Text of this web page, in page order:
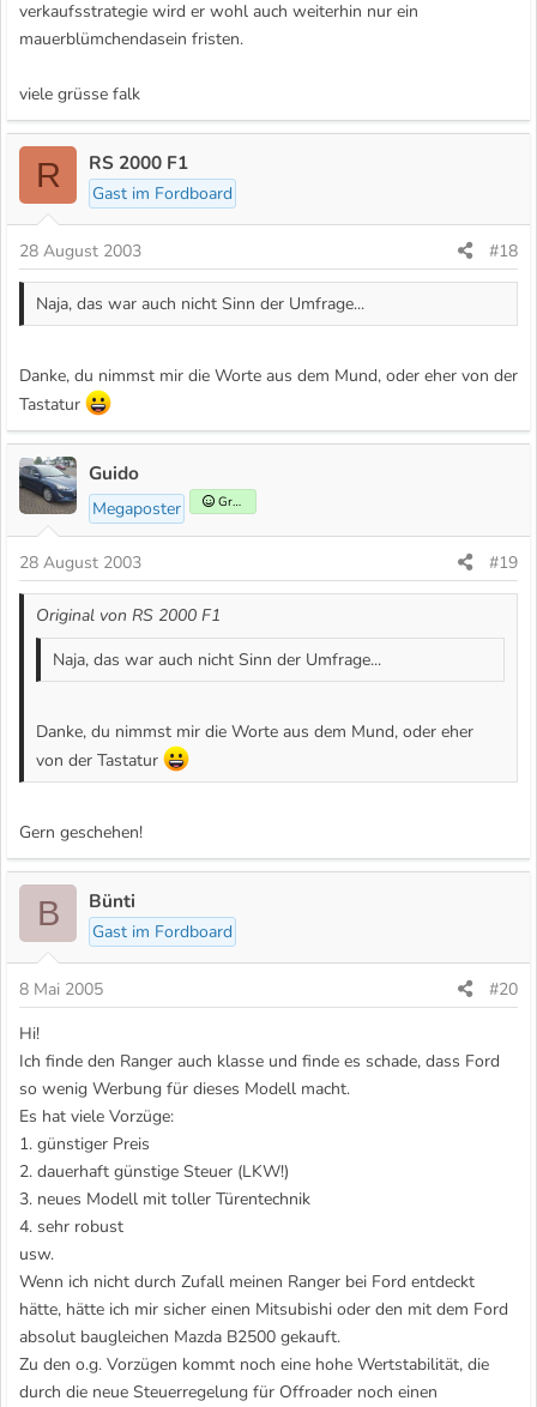
verkaufsstrategie wird er wohl auch weiterhin nur ein
mauerblümchendasein fristen.
viele grüsse falk
R RS 2000 F1
Gast im Fordboard
28 August 2003 #18
Naja, das war auch nicht Sinn der Umfrage...
Danke, du nimmst mir die Worte aus dem Mund, oder eher von der
Tastatur
Guido
Megaposter Gründer
28 August 2003 #19
Original von RS 2000 F1
Naja, das war auch nicht Sinn der Umfrage...
Danke, du nimmst mir die Worte aus dem Mund, oder eher
von der Tastatur
Gern geschehen!
B Bünti
Gast im Fordboard
8 Mai 2005
#20
Hi!
Ich finde den Ranger auch klasse und finde es schade, dass Ford
so wenig Werbung für dieses Modell macht.
Es hat viele Vorzüge:
1. günstiger Preis
2. dauerhaft günstige Steuer (LKW!)
3. neues Modell mit toller Türentechnik
4. sehr robust
usw.
Wenn ich nicht durch Zufall meinen Ranger bei Ford entdeckt
hätte, hätte ich mir sicher einen Mitsubishi oder den mit dem Ford
absolut baugleichen Mazda B2500 gekauft.
Zu den o.g. Vorzügen kommt noch eine hohe Wertstabilität, die
durch die neue Steuerregelung für Offroader noch einen